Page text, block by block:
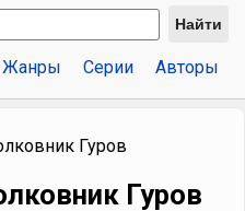
Найти
Жанры Серии Авторы
Гуров
Гуров